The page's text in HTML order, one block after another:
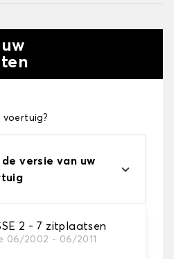
voertuig?
de versie van uw
2 - 7 zitplaatsen
06/2002 - 06/2011
uw kofferbakmat